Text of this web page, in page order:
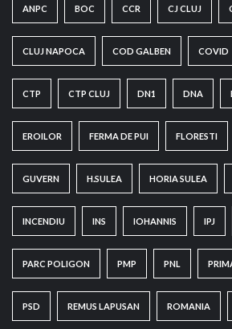
ANPC BOC CCR CJ CLUJ
CLUJ NAPOCA COD GALBEN COVID
CTP CTP CLUJ DN1 DNA
EROILOR FERMA DE PUI FLORESTI
GUVERN H.SULEA HORIA SULEA
INCENDIU INS IOHANNIS IPJ
PARC POLIGON PMP PNL
PSD REMUS LAPUSAN ROMANIA